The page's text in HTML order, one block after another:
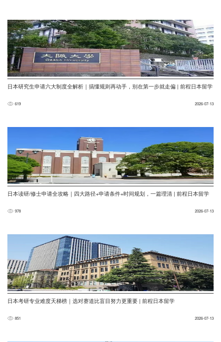
日本研究生申请六大制度全解析｜搞懂规则再动手，别在第一步就走偏 | 前程日本留学
619 2026-07-13
日本读研/修士申请全攻略｜四大路径+申请条件+时间规划，一篇理清 | 前程日本留学
978 2026-07-13
日本考研专业难度天梯榜｜选对赛道比盲目努力更重要 | 前程日本留学
851 2026-07-13